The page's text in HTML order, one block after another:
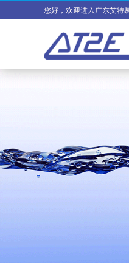
您好，欢迎进入广东艾特